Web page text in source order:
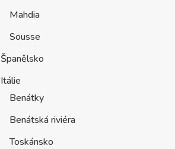
Mahdia
Sousse
Španělsko
Itálie
Benátky
Benátská riviéra
Toskánsko